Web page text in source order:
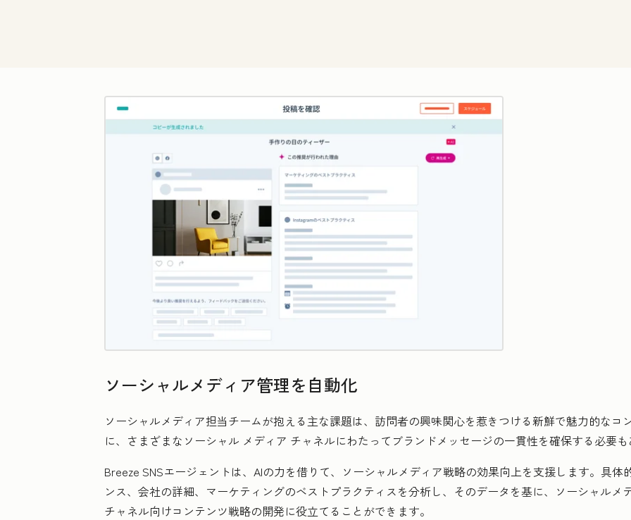
ソーシャルメディア管理を自動化
ソーシャルメディア担当チームが抱える主な課題は、訪問者の興味関心を惹きつける新鮮で魅力的なコ
に、さまざまなソーシャル メディア チャネルにわたってブランドメッセージの一貫性を確保する必要
Breeze SNSエージェントは、AIの力を借りて、ソーシャルメディア戦略の効果向上を支援します。具
ンス、会社の詳細、マーケティングのベストプラクティスを分析し、そのデータを基に、ソーシャル
チャネル向けコンテンツ戦略の開発に役立てることができます。